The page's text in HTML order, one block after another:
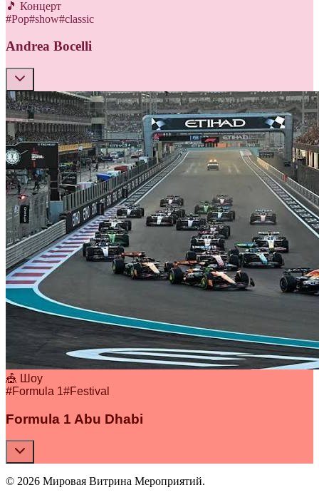
🎵 Концерт
#Pop#show#classic
Andrea Bocelli
🎪 Шоу
#Formula 1#Festival
Formula 1 Abu Dhabi
© 2026 Мировая Витрина Мероприятий.